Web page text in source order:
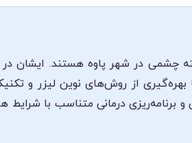
چشمی در شهر پاوه هستند. ایشان در
از روش‌های نوین لیزر و
برنامه‌ریزی درمانی متناسب با شرایط